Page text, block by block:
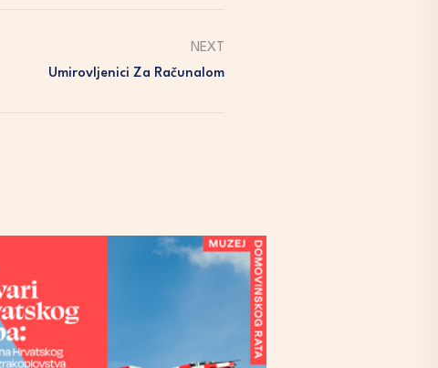
NEXT
Umirovljenici Za Računalom